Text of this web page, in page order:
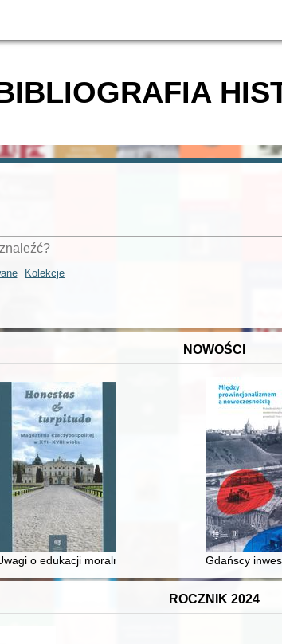
Kolekcje
NOWOŚCI
o edukacji moralnej synów szlacheckich w XVI-
Gdańscy
ROCZNIK 2024